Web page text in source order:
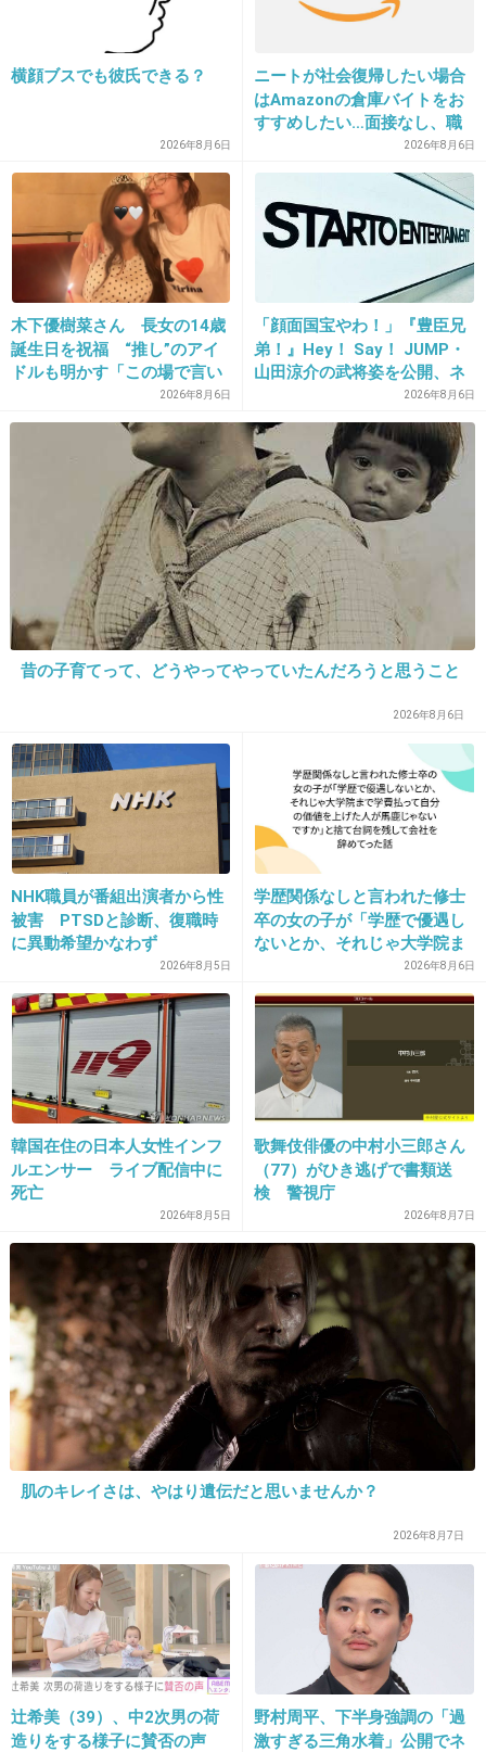
雑誌が付録をつけないと売れないのと同じこと
出典：stat.ameba.jp
-19
23. 匿名2013/09/19(木) 16:08:09
商法は糞だけどCDが売れない時代に試行錯誤し
てるんだと思う。
少なくともEXILEはアーティストと名乗るだけ
の実力はあるんだからAKBなんかと比べるのは
失礼すぎるよ。
音楽番組で口パクしてるの見たことないしダン
スも上手い。
+333 -103
24. 匿名2013/09/19(木) 16:08:29
たかひろって人
めちゃくちゃ性格悪そう
+198
25. 匿名2013/09/19(木) 16:08:30
こんなことになるくらいなら絶頂期でやめて欲
しかった・・
+170 -58
26. 匿名2013/09/19(木) 16:08:36
稼げるうちに稼がないと。
数年先は分からないもんね。
+144 -21
27. 匿名2013/09/19(木) 16:08:42
EXILE好きじゃないけどさすがにAKBと一緒に
するのだけは止めてほしい。
+234 -81
28. 匿名2013/09/19(木) 16:09:04
汚い売り方
29. 匿名2013/09/19(木) 16:09:12
横顔ブスでも彼氏できる？
2026年8月6日
ニートが社会復帰したい場合
はAmazonの倉庫バイトをお
すすめしたい…面接なし、職
場は綺麗、ドリンクバー無料
→賛否両論、場所によって全
然違う「コンビニバイトの方
がマシ」との声も
2026年8月6日
木下優樹菜さん 長女の14歳
誕生日を祝福 “推し”のアイ
ドルも明かす「この場で言い
2026年8月6日
「顔面国宝やわ！」『豊臣兄
弟！』Hey！ Say！ JUMP・
山田涼介の武将姿を公開、ネ
ット歓喜「ビジュ良すぎん」
「こんな美しい秀次は初め
て」
2026年8月6日
昔の子育てって、どうやってやっていたんだろうと思うこと
2026年8月6日
NHK職員が番組出演者から性
被害 PTSDと診断、復職時
に異動希望かなわず
2026年8月5日
学歴関係なしと言われた修士
卒の女の子が「学歴で優遇し
ないとか、それじゃ大学院ま
で学費払って自分の価値を上
げた人が馬鹿じゃないです
か」と捨て台詞を残し会社を
辞めてった
2026年8月6日
韓国在住の日本人女性インフ
ルエンサー ライブ配信中に
死亡
2026年8月5日
歌舞伎俳優の中村小三郎さん
（77）がひき逃げで書類送
検 警視庁
2026年8月7日
肌のキレイさは、やはり遺伝だと思いませんか？
2026年8月7日
辻希美（39）、中2次男の荷
造りをする様子に賛否の声
野村周平、下半身強調の「過
激すぎる三角水着」公開でネ